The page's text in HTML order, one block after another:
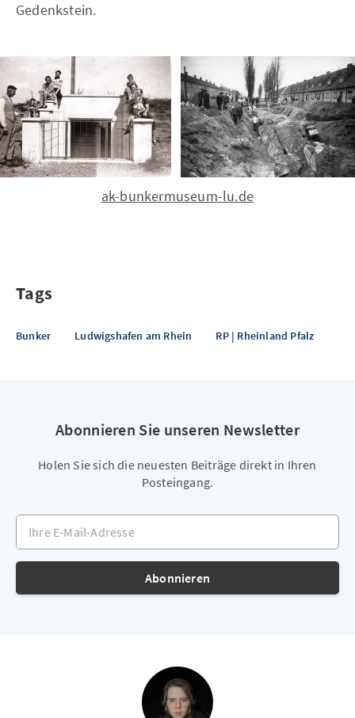
Gedenkstein.
ak-bunkermuseum-lu.de
Tags
Bunker Ludwigshafen am Rhein RP | Rheinland Pfalz
Abonnieren Sie unseren Newsletter
Holen Sie sich die neuesten Beiträge direkt in Ihren
Posteingang.
Ihre E-Mail-Adresse
Abonnieren